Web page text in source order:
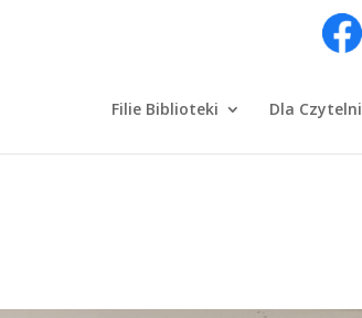
Filie Biblioteki Dla